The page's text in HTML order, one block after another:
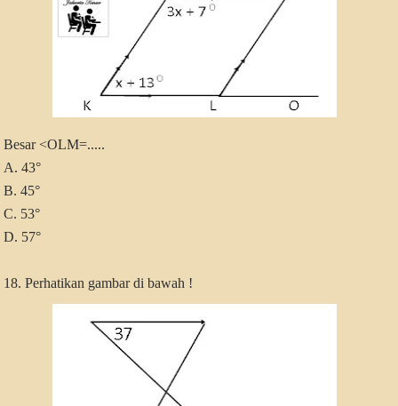
Besar <OLM=.....
A. 43°
B. 45°
C. 53°
D. 57°
18. Perhatikan gambar di bawah !